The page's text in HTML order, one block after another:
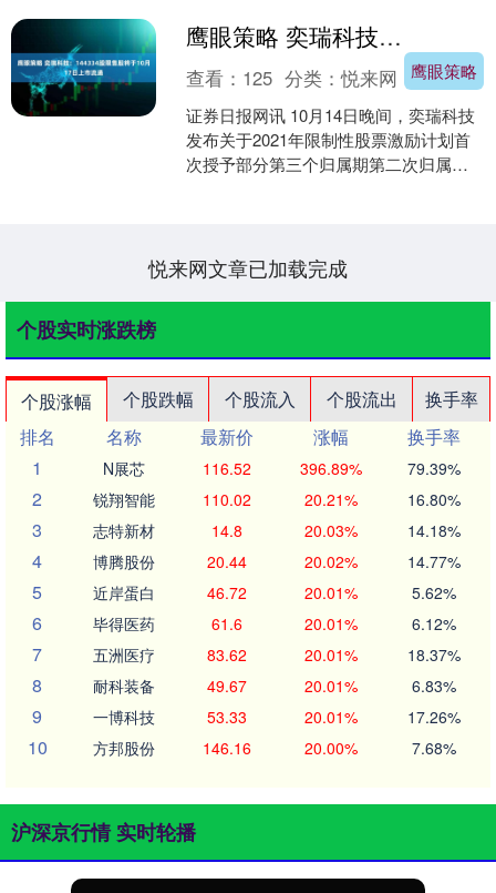
机在冲绳本岛东南公海空....鹰眼策略 奕瑞科技：144334股限售股将于10月17日上市流通
鹰眼策略
查看： 125 分类：悦来网
证券日报网讯 10月14日晚间，奕瑞科技
发布关于2021年限制性股票激励计划首
次授予部分第三个归属期第二次归属的
悦来网文章已加载完成
个股实时涨跌榜
个股涨幅 个股跌幅 个股流入 个股流出
换手率
排名
名称 最新价 涨幅
换手率
1
N展芯 116.52 396.89% 79.39%
2 锐翔智能 110.02 20.21% 16.80%
3 志特新材 14.8 20.03% 14.18%
4 博腾股份 20.44 20.02% 14.77%
5 近岸蛋白 46.72 20.01% 5.62%
6 毕得医药 61.6 20.01% 6.12%
7 五洲医疗 83.62 20.01% 18.37%
8 耐科装备 49.67 20.01% 6.83%
9 一博科技 53.33 20.01% 17.26%
10 方邦股份 146.16 20.00% 7.68%
沪深京行情 实时轮播